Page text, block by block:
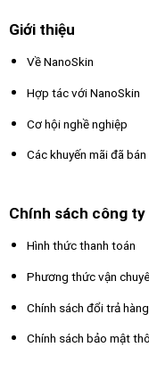
Giới thiệu
Về NanoSkin
Hợp tác với NanoSkin
Cơ hội nghề nghiệp
Các khuyến mãi đã bán
Chính sách công ty
Hình thức thanh toán
Phương thức vận
Chính sách đổi trả hàng
Chính sách bảo mật